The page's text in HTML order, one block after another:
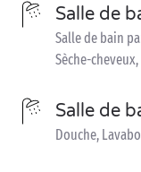
Salle de
Salle de bain
Sèche-
Salle de
Douche,